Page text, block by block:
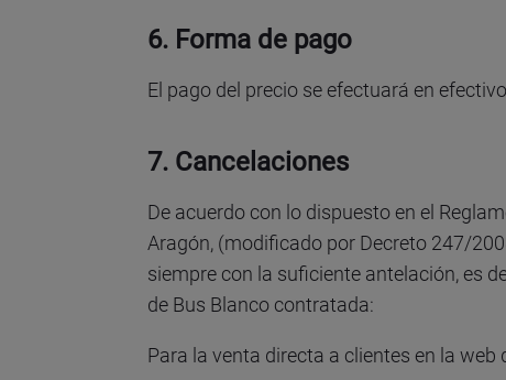
6. Forma de pago
El pago del precio se efectuará en
7. Cancelaciones
De acuerdo con lo dispuesto en el
Aragón, (modificado por Decreto 247/
siempre con la suficiente antelación, es
de Bus Blanco contratada:
Para la venta directa a clientes en la web